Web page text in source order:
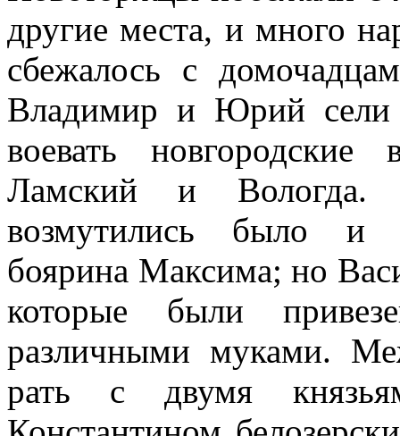
другие места, и много
сбежалось с
Владимир и Юрий сели
воевать
Ламский и Вологда.
возмутились было и
боярина Максима; но
которые были
различными муками.
рать с двумя